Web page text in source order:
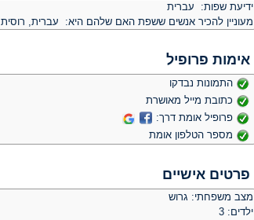
ידיעת שפות: עברית
מעוניין להכיר אנשים ששפת האם שלהם היא: עברית, רוסית
אימות פרופיל
התמונות נבדקו
כתובת מייל מאושרת
פרופיל אומת דרך:
מספר הטלפון אומת
פרטים אישיים
מצב משפחתי: גרוש
ילדים: 3